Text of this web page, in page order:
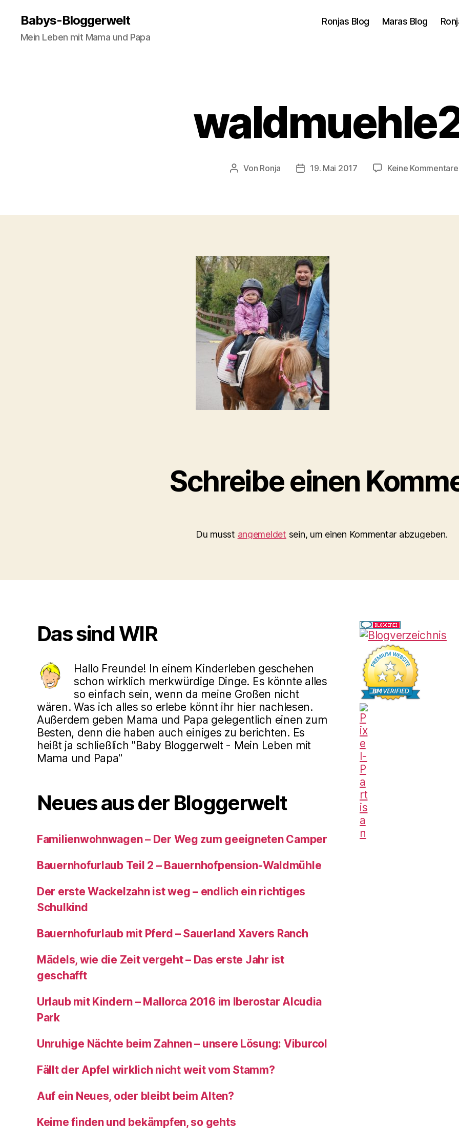
Babys-Bloggerwelt
Mein Leben mit Mama und Papa
Ronjas Blog Maras Blog
Beitragsautor
Von Ronja Veröffentlichungsdatum
19. Mai 2017 Keine Kommentare
Schreibe einen
Du musst angemeldet sein, um einen Kommentar abzugeben.
Das sind WIR
Hallo Freunde! In einem Kinderleben geschehen
schon wirklich merkwürdige Dinge. Es könnte alles
so einfach sein, wenn da meine Großen nicht
wären. Was ich alles so erlebe könnt ihr hier nachlesen.
Außerdem geben Mama und Papa gelegentlich einen zum
Besten, denn die haben auch einiges zu berichten. Es
heißt ja schließlich "Baby Bloggerwelt - Mein Leben mit
Mama und Papa"
Neues aus der Bloggerwelt
Familienwohnwagen – Der Weg zum geeigneten Camper
Bauernhofurlaub Teil 2 – Bauernhofpension-Waldmühle
Der erste Wackelzahn ist weg – endlich ein richtiges
Schulkind
Bauernhofurlaub mit Pferd – Sauerland Xavers Ranch
Mädels, wie die Zeit vergeht – Das erste Jahr ist
geschafft
Urlaub mit Kindern – Mallorca 2016 im Iberostar Alcudia
Park
Unruhige Nächte beim Zahnen – unsere Lösung: Viburcol
Fällt der Apfel wirklich nicht weit vom Stamm?
Auf ein Neues, oder bleibt beim Alten?
Keime finden und bekämpfen, so gehts